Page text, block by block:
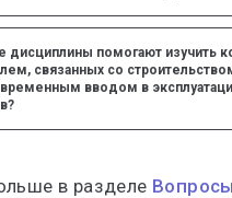
дисциплины помогают изучить
связанных со
вводом в
в разделе